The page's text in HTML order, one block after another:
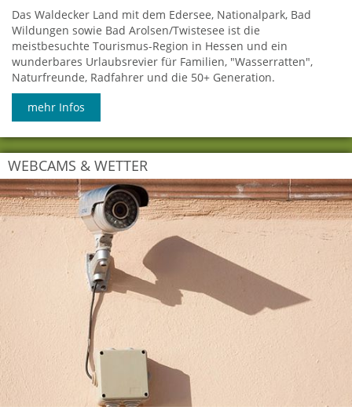
Das Waldecker Land mit dem Edersee, Nationalpark, Bad
Wildungen sowie Bad Arolsen/Twistesee ist die
meistbesuchte Tourismus-Region in Hessen und ein
wunderbares Urlaubsrevier für Familien, "Wasserratten",
Naturfreunde, Radfahrer und die 50+ Generation.
mehr Infos
WEBCAMS & WETTER